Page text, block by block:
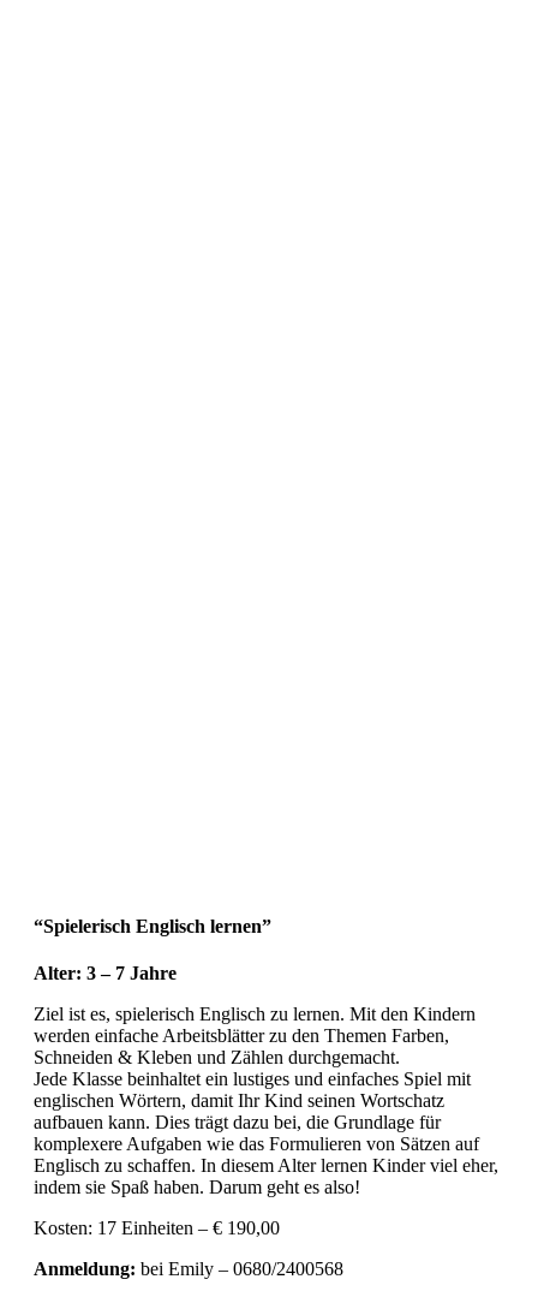
“Spielerisch Englisch lernen”
Alter: 3 – 7 Jahre
Ziel ist es, spielerisch Englisch zu lernen. Mit den Kindern
werden einfache Arbeitsblätter zu den Themen Farben,
Schneiden & Kleben und Zählen durchgemacht.
Jede Klasse beinhaltet ein lustiges und einfaches Spiel mit
englischen Wörtern, damit Ihr Kind seinen Wortschatz
aufbauen kann. Dies trägt dazu bei, die Grundlage für
komplexere Aufgaben wie das Formulieren von Sätzen auf
Englisch zu schaffen. In diesem Alter lernen Kinder viel eher,
indem sie Spaß haben. Darum geht es also!
Kosten: 17 Einheiten – € 190,00
Anmeldung: bei Emily – 0680/2400568